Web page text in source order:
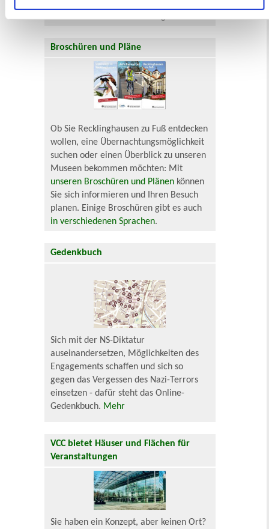
Broschüren und Pläne
Ob Sie Recklinghausen zu Fuß entdecken
wollen, eine Übernachtungsmöglichkeit
suchen oder einen Überblick zu unseren
Museen bekommen möchten: Mit
unseren Broschüren und Plänen können
Sie sich informieren und Ihren Besuch
planen. Einige Broschüren gibt es auch
in verschiedenen Sprachen.
Gedenkbuch
Sich mit der NS-Diktatur
auseinandersetzen, Möglichkeiten des
Engagements schaffen und sich so
gegen das Vergessen des Nazi-Terrors
einsetzen - dafür steht das Online-
Gedenkbuch. Mehr
VCC bietet Häuser und Flächen für
Veranstaltungen
Sie haben ein Konzept, aber keinen Ort?